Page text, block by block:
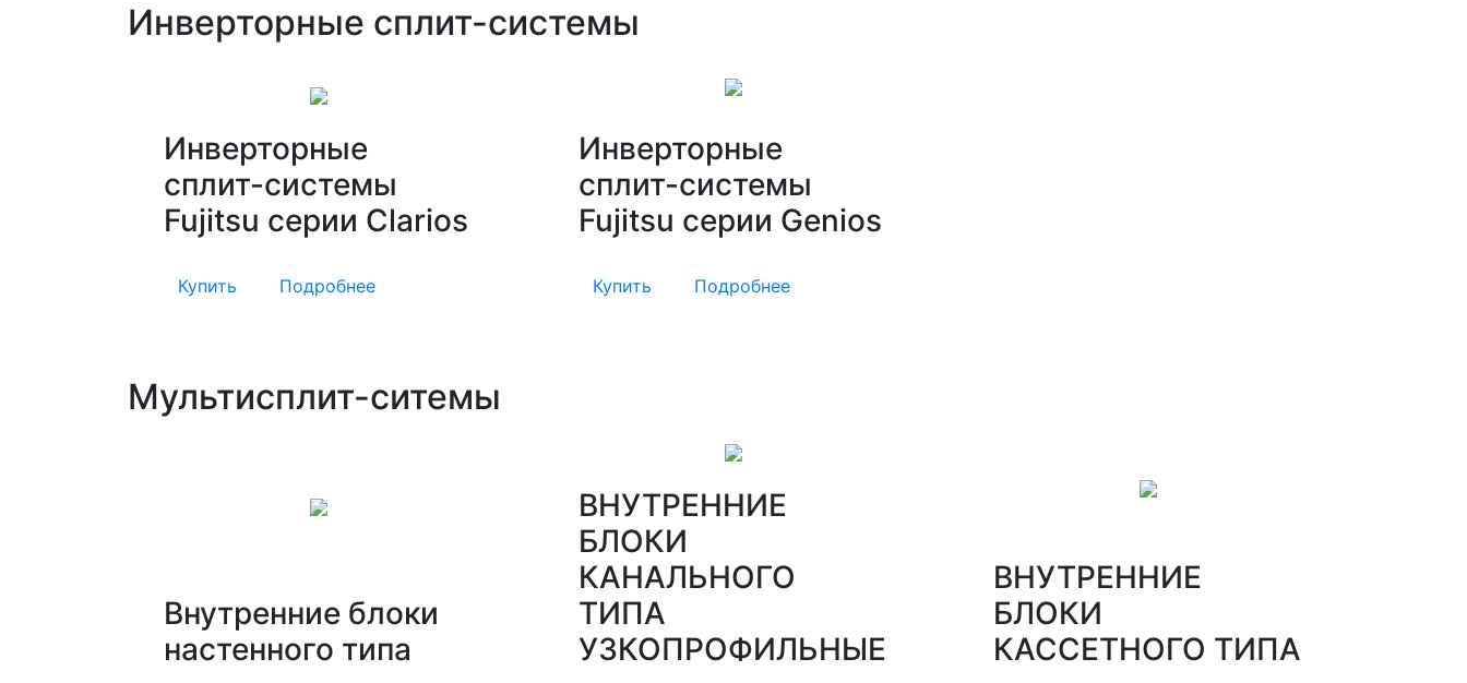
Инверторные сплит-системы
Инверторные
сплит-системы
Fujitsu серии Clarios
Купить Подробнее
Инверторные
сплит-системы
Fujitsu серии Genios
Купить Подробнее
Мультисплит-ситемы
Внутренние блоки
настенного типа
ВНУТРЕННИЕ
БЛОКИ
КАНАЛЬНОГО
ТИПА
УЗКОПРОФИЛЬНЫЕ
ВНУТРЕННИЕ
БЛОКИ
КАССЕТНОГО ТИПА